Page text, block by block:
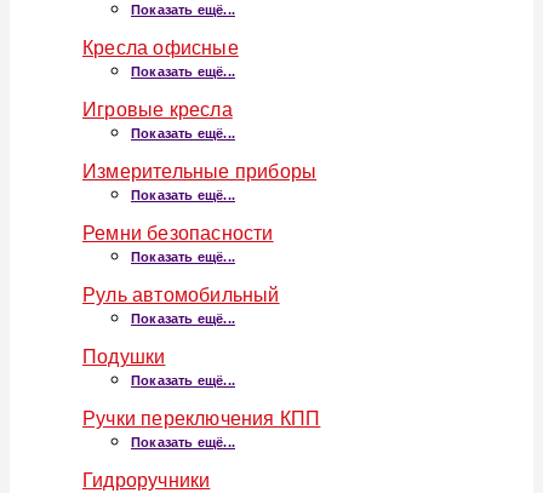
Показать ещё...
Кресла офисные
Показать ещё...
Игровые кресла
Показать ещё...
Измерительные приборы
Показать ещё...
Ремни безопасности
Показать ещё...
Руль автомобильный
Показать ещё...
Подушки
Показать ещё...
Ручки переключения КПП
Показать ещё...
Гидроручники